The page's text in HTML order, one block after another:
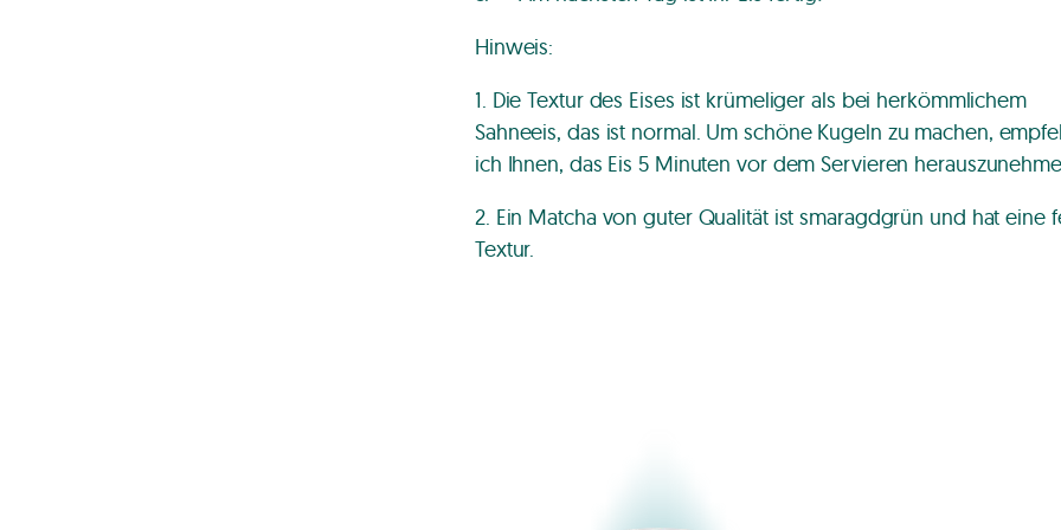
Hinweis:
1. Die Textur des Eises ist krümeliger als bei herkömmlichem
Sahneeis, das ist normal. Um schöne Kugeln zu machen,
ich Ihnen, das Eis 5 Minuten vor dem Servieren
2. Ein Matcha von guter Qualität ist smaragdgrün und hat eine
Textur.